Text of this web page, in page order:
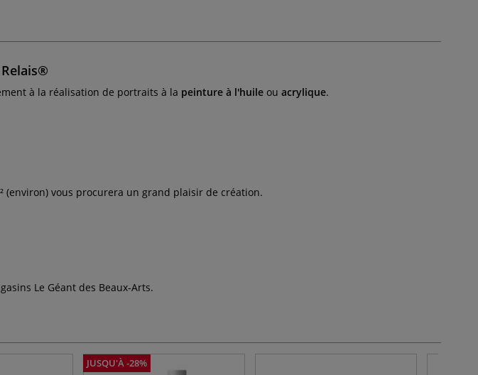
à la réalisation de portraits à la peinture à l'huile ou acrylique.
(environ) vous procurera un grand plaisir de création.
Le Géant des Beaux-Arts.
JUSQU'À -28%